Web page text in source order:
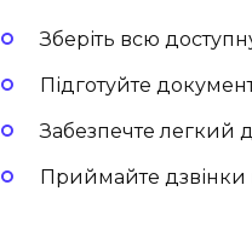
Зберіть всю
Підготуйте
Забезпечте легкий
Приймайте дзвінки